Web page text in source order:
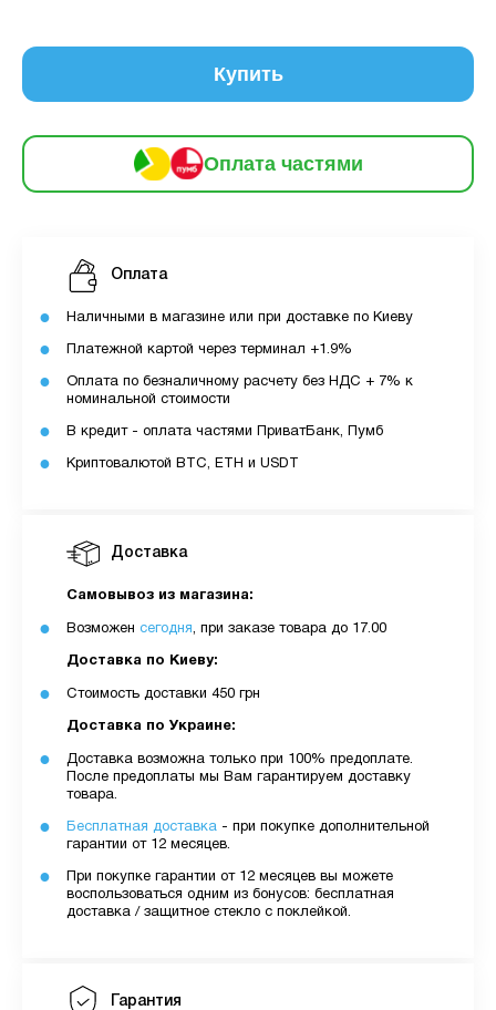
Купить
Оплата частями
придбати товар в розстрочку.
Для оформлення розстрочки вам необхідно
Максимальна сума розстрочки дорівнює
З боку ПУМБ немає жодних прихованих комісій
чи прихованих платежів.
Вартість пристрою це політика та умови компанії
MyCloudStore.
Доставка
Самовывоз из магазина:
Возможен сегодня, при заказе товара до 17.00
Доставка по Киеву:
Стоимость доставки 450 грн
Доставка по Украине:
Доставка возможна только при 100% предоплате.
После предоплаты мы Вам гарантируем доставку
товара.
Бесплатная доставка - при покупке дополнительной
гарантии от 12 месяцев.
При покупке гарантии от 12 месяцев вы можете
воспользоваться одним из бонусов: бесплатная
доставка / защитное стекло с поклейкой.
Гарантия
Оплата
Наличными в магазине или при доставке по Киеву
Платежной картой через терминал +1.9%
Оплата по безналичному расчету без НДС + 7% к
номинальной стоимости
В кредит - оплата частями ПриватБанк, Пумб
Криптовалютой BTC, ETH и USDT